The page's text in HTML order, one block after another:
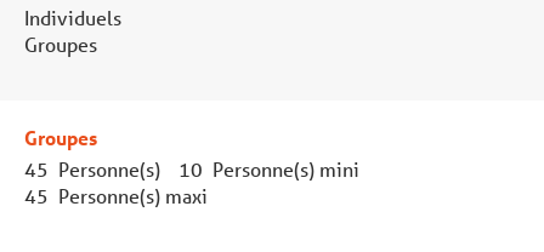
Individuels
Groupes
Groupes
45 Personne(s)
10 Personne(s) mini
45 Personne(s) maxi